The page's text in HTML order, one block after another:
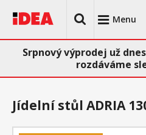
Menu
Srpnový výprodej už
rozdáváme
Jídelní stůl ADRIA